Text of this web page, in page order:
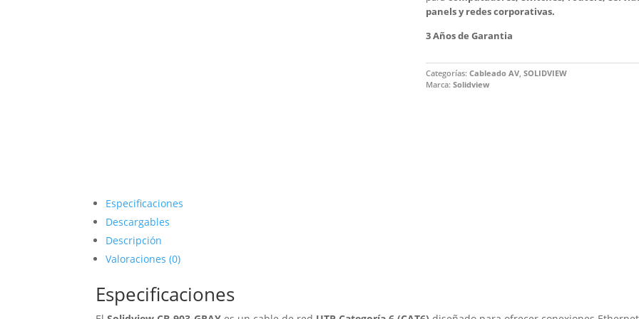
panels y redes corporativas.
3 Años de Garantia
Categorías: Cableado AV, SOLIDVIEW
Marca: Solidview
Especificaciones
Descargables
Descripción
Valoraciones (0)
Especificaciones